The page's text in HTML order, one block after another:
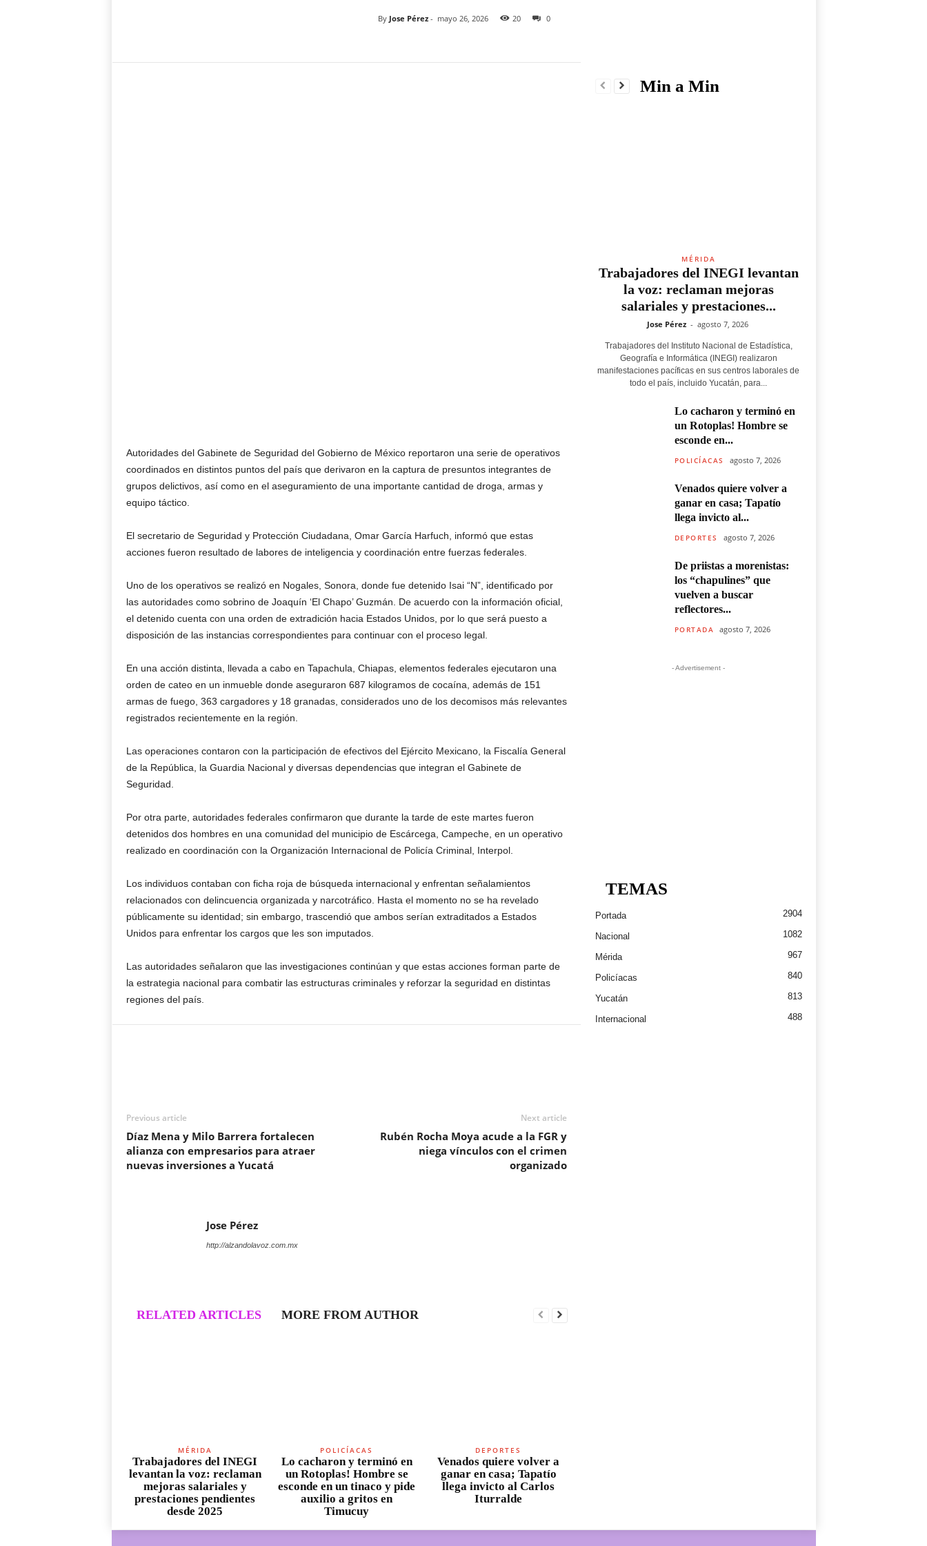
By Jose Pérez- mayo 26, 2026 20 0
Autoridades del Gabinete de Seguridad del Gobierno de México reportaron una serie de operativos
coordinados en distintos puntos del país que derivaron en la captura de presuntos integrantes de
grupos delictivos, así como en el aseguramiento de una importante cantidad de droga, armas y
equipo táctico.
El secretario de Seguridad y Protección Ciudadana, Omar García Harfuch, informó que estas
acciones fueron resultado de labores de inteligencia y coordinación entre fuerzas federales.
Uno de los operativos se realizó en Nogales, Sonora, donde fue detenido Isai “N”, identificado por
las autoridades como sobrino de Joaquín ‘El Chapo’ Guzmán. De acuerdo con la información oficial,
el detenido cuenta con una orden de extradición hacia Estados Unidos, por lo que será puesto a
disposición de las instancias correspondientes para continuar con el proceso legal.
En una acción distinta, llevada a cabo en Tapachula, Chiapas, elementos federales ejecutaron una
orden de cateo en un inmueble donde aseguraron 687 kilogramos de cocaína, además de 151
armas de fuego, 363 cargadores y 18 granadas, considerados uno de los decomisos más relevantes
registrados recientemente en la región.
Las operaciones contaron con la participación de efectivos del Ejército Mexicano, la Fiscalía General
de la República, la Guardia Nacional y diversas dependencias que integran el Gabinete de
Seguridad.
Por otra parte, autoridades federales confirmaron que durante la tarde de este martes fueron
detenidos dos hombres en una comunidad del municipio de Escárcega, Campeche, en un operativo
realizado en coordinación con la Organización Internacional de Policía Criminal, Interpol.
Los individuos contaban con ficha roja de búsqueda internacional y enfrentan señalamientos
relacionados con delincuencia organizada y narcotráfico. Hasta el momento no se ha revelado
públicamente su identidad; sin embargo, trascendió que ambos serían extraditados a Estados
Unidos para enfrentar los cargos que les son imputados.
Las autoridades señalaron que las investigaciones continúan y que estas acciones forman parte de
la estrategia nacional para combatir las estructuras criminales y reforzar la seguridad en distintas
regiones del país.
Previous article
Díaz Mena y Milo Barrera fortalecen
alianza con empresarios para atraer
nuevas inversiones a Yucatá
Next article
Rubén Rocha Moya acude a la FGR y
niega vínculos con el crimen
organizado
Jose Pérez
http://alzandolavoz.com.mx
RELATED ARTICLES MORE FROM AUTHOR
MÉRIDA
Trabajadores del INEGI
levantan la voz: reclaman
mejoras salariales y
prestaciones pendientes
desde 2025
POLICÍACAS
Lo cacharon y terminó en
un Rotoplas! Hombre se
esconde en un tinaco y pide
auxilio a gritos en
Timucuy
DEPORTES
Venados quiere volver a
ganar en casa; Tapatío
llega invicto al Carlos
Iturralde
Min a Min
MÉRIDA
Trabajadores del INEGI levantan
la voz: reclaman mejoras
salariales y prestaciones...
Jose Pérez - agosto 7, 2026
Trabajadores del Instituto Nacional de Estadística,
Geografía e Informática (INEGI) realizaron
manifestaciones pacíficas en sus centros laborales de
todo el país, incluido Yucatán, para...
Lo cacharon y terminó en
un Rotoplas! Hombre se
esconde en...
POLICÍACAS agosto 7, 2026
Venados quiere volver a
ganar en casa; Tapatío
llega invicto al...
DEPORTES agosto 7, 2026
De priistas a morenistas:
los “chapulines” que
vuelven a buscar
reflectores...
PORTADA agosto 7, 2026
- Advertisement -
TEMAS
Portada 2904
Nacional 1082
Mérida 967
Policíacas 840
Yucatán 813
Internacional 488